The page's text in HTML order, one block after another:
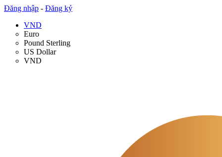
Đăng nhập - Đăng ký
VND
Euro
Pound Sterling
US Dollar
VND